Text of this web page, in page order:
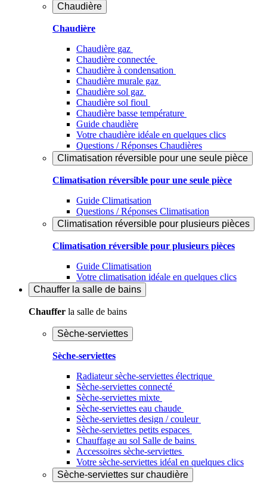
Chaudière
Chaudière
Chaudière gaz
Chaudière connectée
Chaudière à condensation
Chaudière murale gaz
Chaudière sol gaz
Chaudière sol fioul
Chaudière basse température
Guide chaudière
Votre chaudière idéale en quelques clics
Questions / Réponses Chaudières
Climatisation réversible pour une seule pièce
Climatisation réversible pour une seule pièce
Guide Climatisation
Questions / Réponses Climatisation
Climatisation réversible pour plusieurs pièces
Climatisation réversible pour plusieurs pièces
Guide Climatisation
Votre climatisation idéale en quelques clics
Chauffer la salle de bains
Chauffer la salle de bains
Sèche-serviettes
Sèche-serviettes
Radiateur sèche-serviettes électrique
Sèche-serviettes connecté
Sèche-serviettes mixte
Sèche-serviettes eau chaude
Sèche-serviettes design / couleur
Sèche-serviettes petits espaces
Chauffage au sol Salle de bains
Accessoires sèche-serviettes
Votre sèche-serviettes idéal en quelques clics
Sèche-serviettes sur chaudière